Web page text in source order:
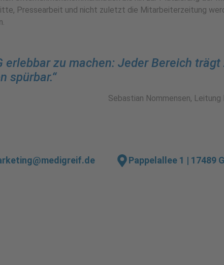
Pressearbeit und nicht zuletzt die Mitarbeiterzeitung
erlebbar zu machen: Jeder Bereich trägt
spürbar.“
Sebastian Nommensen, Leitung
Pappelallee 1 | 17489